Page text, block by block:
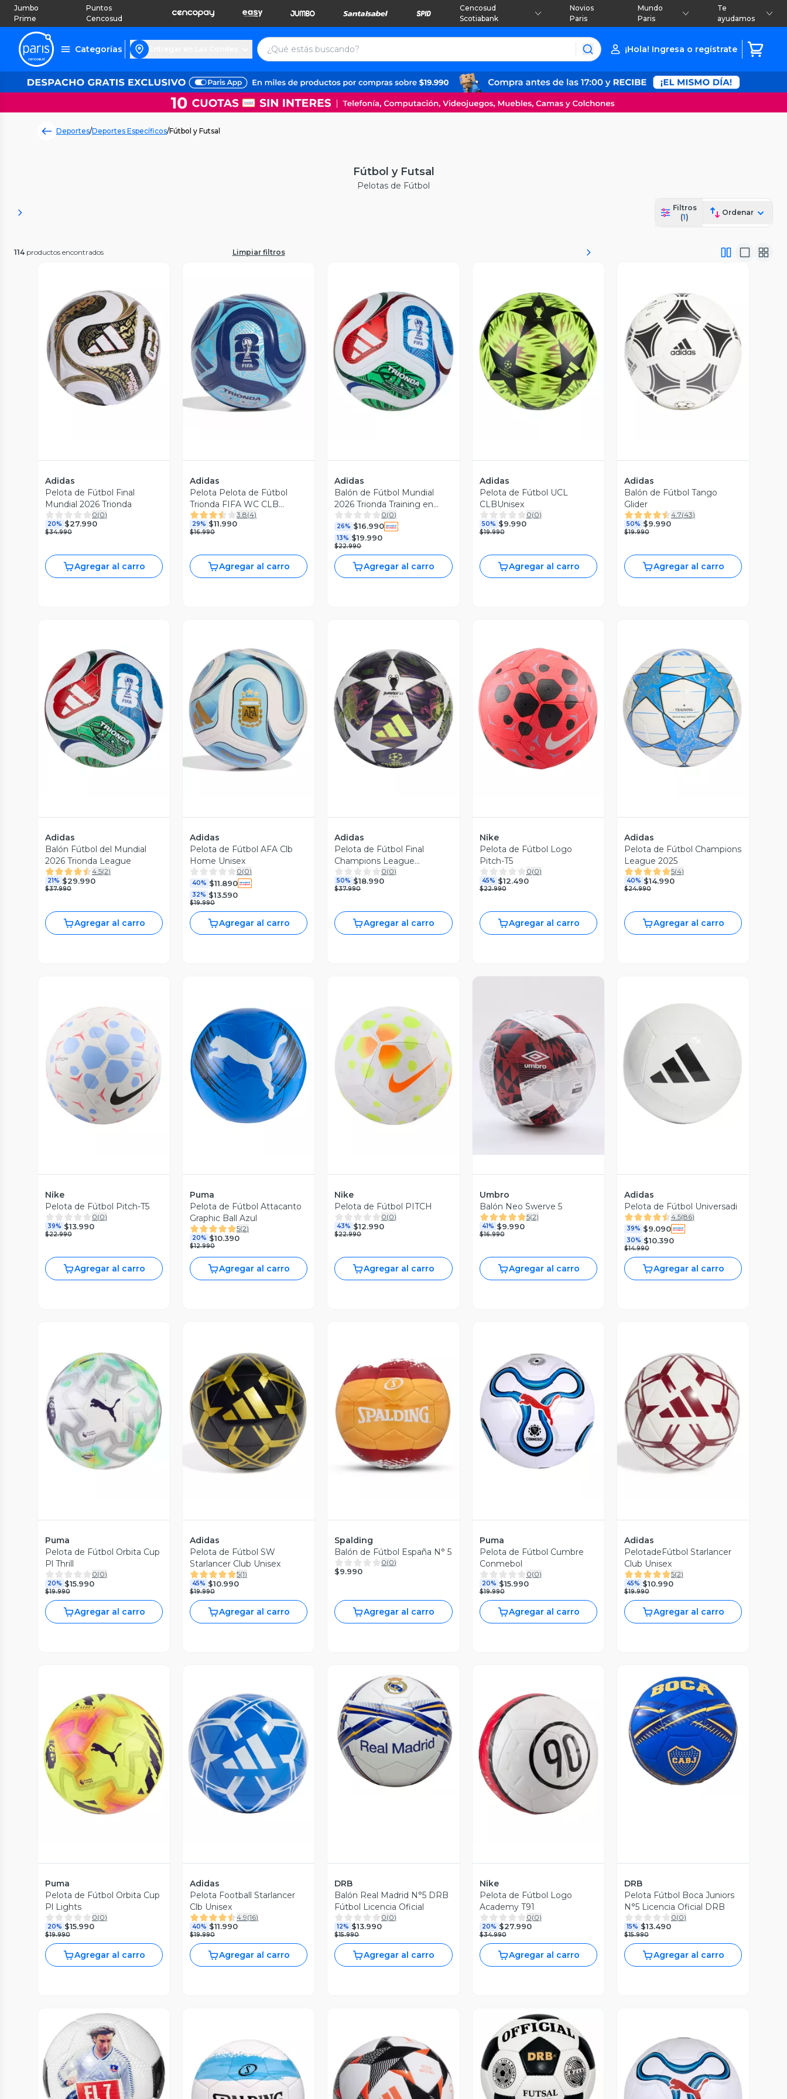
Jumbo
Prime
Puntos
Cencosud
Cencosud
Scotiabank
Novios
Paris
Mundo
Paris
Te
ayudamos
Categorías ¡Hola! Ingresa o regístrate
Deportes/Deportes Específicos/Fútbol y Futsal
Fútbol y Futsal
Pelotas de Fútbol
Filtros
(1)
Ordenar
114 productos encontrados Limpiar filtros
Vista Previa
Adidas
Pelota de Fútbol Final
Mundial 2026 Trionda
0(0)
20% $27.990
$34.990
Agregar al carro
Vista Previa
Adidas
Pelota Pelota de Fútbol
Trionda FIFA WC CLB
Unisex
3.8(4)
29% $11.990
$16.990
Agregar al carro
Vista Previa
Adidas
Balón de Fútbol Mundial
2026 Trionda Training en
Caja
0(0)
26% $16.990
13% $19.990
$22.990
Agregar al carro
Vista Previa
Adidas
Pelota de Fútbol UCL
CLBUnisex
0(0)
50% $9.990
$19.990
Agregar al carro
Vista Previa
Adidas
Balón de Fútbol Tango
Glider
4.7(43)
50% $9.990
$19.990
Agregar al carro
Vista Previa
Adidas
Balón Fútbol del Mundial
2026 Trionda League
4.5(2)
21% $29.990
$37.990
Agregar al carro
Vista Previa
Adidas
Pelota de Fútbol AFA Clb
Home Unisex
0(0)
40% $11.890
32% $13.590
$19.990
Agregar al carro
Vista Previa
Adidas
Pelota de Fútbol Final
Champions League
Budapest 2026
0(0)
50% $18.990
$37.990
Agregar al carro
Vista Previa
Nike
Pelota de Fútbol Logo
Pitch-T5
0(0)
45% $12.490
$22.990
Agregar al carro
Vista Previa
Adidas
Pelota de Fútbol Champions
League 2025
5(4)
40% $14.990
$24.990
Agregar al carro
Vista Previa
Nike
Pelota de Fútbol Pitch-T5
0(0)
39% $13.990
$22.990
Agregar al carro
Vista Previa
Puma
Pelota de Fútbol Attacanto
Graphic Ball Azul
5(2)
20% $10.390
$12.990
Agregar al carro
Vista Previa
Nike
Pelota de Fútbol PITCH
0(0)
43% $12.990
$22.990
Agregar al carro
Vista Previa
Umbro
Balón Neo Swerve 5
5(2)
41% $9.990
$16.990
Agregar al carro
Vista Previa
Adidas
Pelota de Fútbol Universadi
4.5(86)
39% $9.090
30% $10.390
$14.990
Agregar al carro
Vista Previa
Puma
Pelota de Fútbol Orbita Cup
Pl Thrill
0(0)
20% $15.990
$19.990
Agregar al carro
Vista Previa
Adidas
Pelota de Fútbol SW
Starlancer Club Unisex
5(1)
45% $10.990
$19.990
Agregar al carro
Vista Previa
Spalding
Balón de Fútbol España N° 5
0(0)
$9.990
Agregar al carro
Vista Previa
Puma
Pelota de Fútbol Cumbre
Conmebol
0(0)
20% $15.990
$19.990
Agregar al carro
Vista Previa
Adidas
PelotadeFútbol Starlancer
Club Unisex
5(2)
45% $10.990
$19.990
Agregar al carro
Vista Previa
Puma
Pelota de Fútbol Orbita Cup
Pl Lights
0(0)
20% $15.990
$19.990
Agregar al carro
Vista Previa
Adidas
Pelota Football Starlancer
Clb Unisex
4.9(16)
40% $11.990
$19.990
Agregar al carro
Vista Previa
DRB
Balón Real Madrid N°5 DRB
Fútbol Licencia Oficial
0(0)
12% $13.990
$15.990
Agregar al carro
Vista Previa
Nike
Pelota de Fútbol Logo
Academy T91
0(0)
20% $27.990
$34.990
Agregar al carro
Vista Previa
DRB
Pelota Fútbol Boca Juniors
N°5 Licencia Oficial DRB
0(0)
15% $13.490
$15.990
Agregar al carro
Vista Previa Vista Previa